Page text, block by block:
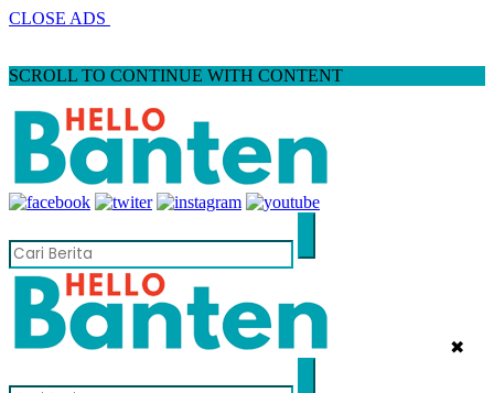
CLOSE ADS
SCROLL TO CONTINUE WITH CONTENT
✖